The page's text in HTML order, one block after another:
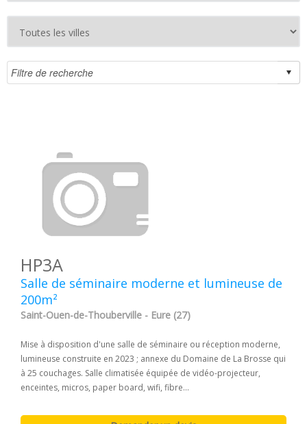
HP3A
Salle de séminaire moderne et lumineuse de
200m²
Saint-Ouen-de-Thouberville - Eure (27)
Mise à disposition d'une salle de séminaire ou réception moderne,
lumineuse construite en 2023 ; annexe du Domaine de La Brosse qui
à 25 couchages. Salle climatisée équipée de vidéo-projecteur,
enceintes, micros, paper board, wifi, fibre...